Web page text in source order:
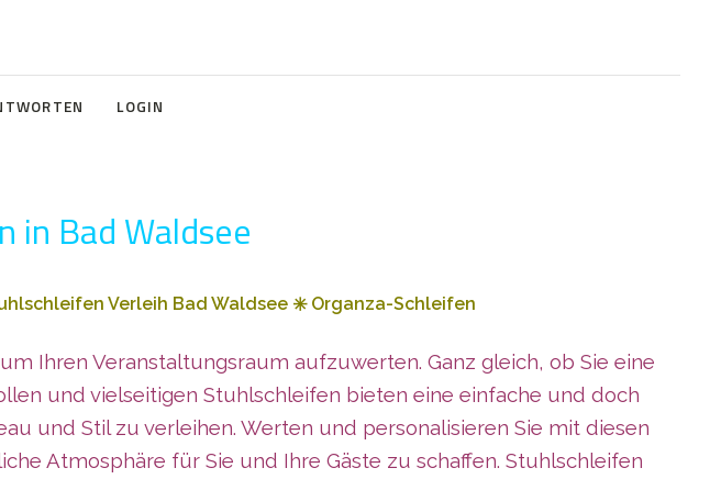
LOGIN
in Bad Waldsee
Verleih Bad Waldsee ✳️ Organza-Schleifen
Ihren Veranstaltungsraum aufzuwerten. Ganz gleich, ob Sie eine
und vielseitigen Stuhlschleifen bieten eine einfache und doch
und Stil zu verleihen. Werten und personalisieren Sie mit diesen
Atmosphäre für Sie und Ihre Gäste zu schaffen. Stuhlschleifen